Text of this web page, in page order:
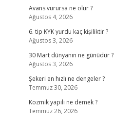
Avans vurursa ne olur ?
Ağustos 4, 2026
6. tip KYK yurdu kaç kişiliktir ?
Ağustos 3, 2026
30 Mart dünyanın ne günüdür ?
Ağustos 3, 2026
Şekeri en hızlı ne dengeler ?
Temmuz 30, 2026
Kozmik yapılı ne demek ?
Temmuz 26, 2026